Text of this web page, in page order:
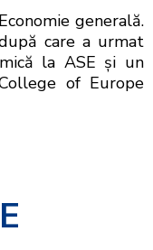
generală.
care a urmat
la ASE și un
of Europe